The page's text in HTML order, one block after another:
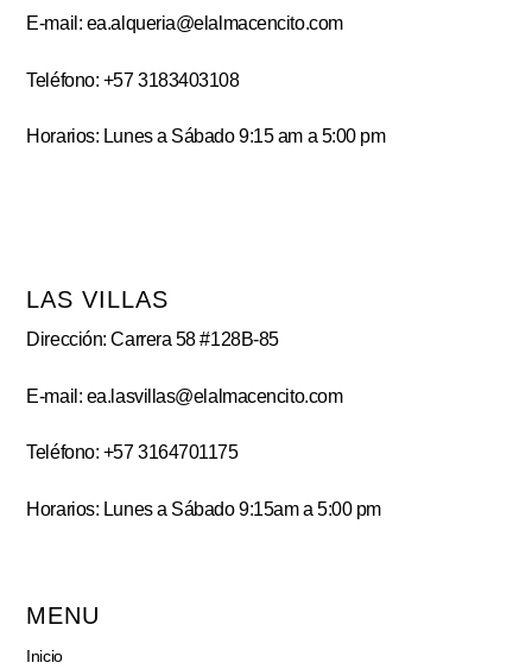
E-mail: ea.alqueria@elalmacencito.com
Teléfono: +57 3183403108
Horarios: Lunes a Sábado 9:15 am a 5:00 pm
LAS VILLAS
Dirección: Carrera 58 #128B-85
E-mail: ea.lasvillas@elalmacencito.com
Teléfono: +57 3164701175
Horarios: Lunes a Sábado 9:15am a 5:00 pm
MENU
Inicio